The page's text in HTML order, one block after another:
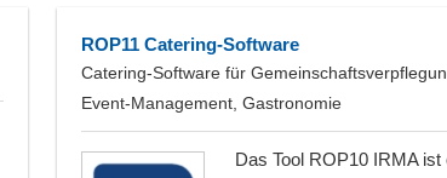
ROP11 Catering-Software
Catering-Software für
Event-Management, Gastronomie
Das Tool ROP10 IRMA